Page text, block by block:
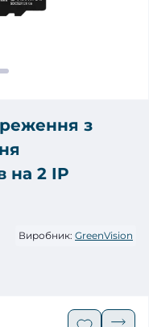
з
на 2 IP
Виробник: GreenVision